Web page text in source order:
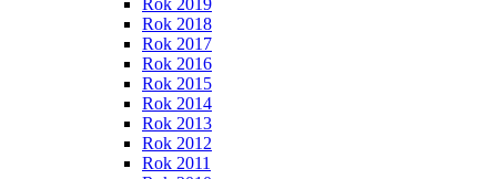
Rok 2019
Rok 2018
Rok 2017
Rok 2016
Rok 2015
Rok 2014
Rok 2013
Rok 2012
Rok 2011